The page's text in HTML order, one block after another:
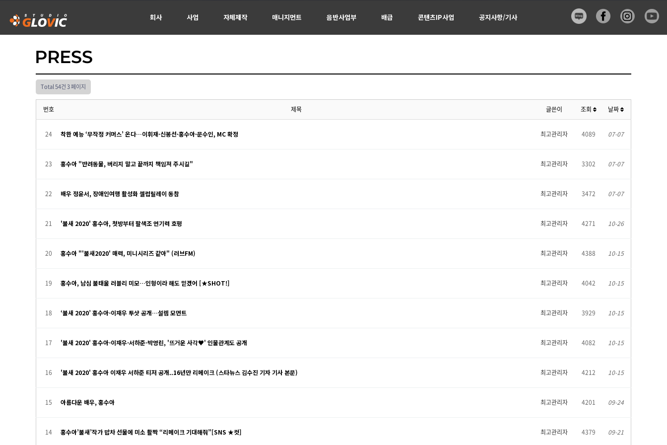
회사 사업 자체제작 매니지먼트 음반사업부 배급 콘텐츠IP사업 공지사항/기사
Total 54건3 페이지
번호 제목 글쓴이 조회 날짜
24 착한 예능 ‘무작정 커머스’ 온다…이휘재·신봉선·홍수아·문수인, MC 확정 최고관리자 4089 07-07
23 홍수아 "반려동물, 버리지 말고 끝까지 책임져 주시길" 최고관리자 3302 07-07
22 배우 정윤서, 장애인여행 활성화 셀럽릴레이 동참 최고관리자 3472 07-07
21 '불새 2020' 홍수아, 첫방부터 팔색조 연기력 호평 최고관리자 4271 10-26
20 홍수아 "'불새2020' 매력, 미니시리즈 같아" (러브FM) 최고관리자 4388 10-15
19 홍수아, 남심 불태울 러블리 미모…인형이라 해도 믿겠어 [★SHOT!] 최고관리자 4042 10-15
18 ‘불새 2020’ 홍수아-이재우 투샷 공개…설렘 모먼트 최고관리자 3929 10-15
17 '불새 2020' 홍수아-이재우-서하준-박영린, '뜨거운 사각♥' 인물관계도 공개 최고관리자 4082 10-15
16 '불새 2020' 홍수아 이재우 서하준 티저 공개..16년만 리메이크 (스타뉴스 김수진 기자 기사 본문) 최고관리자 4212 10-15
15 아름다운 배우, 홍수아 최고관리자 4201 09-24
14 홍수아’불새’작가 밥차 선물에 미소 활짝 “리메이크 기대해줘”[SNS ★컷] 최고관리자 4379 09-21